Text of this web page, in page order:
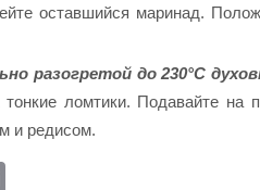
оставшийся маринад.
разогретой до 230°С
ломтики. Подавайте на
и редисом.